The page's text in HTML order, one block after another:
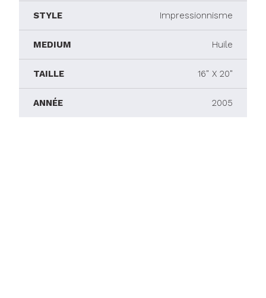
STYLE Impressionnisme
MEDIUM Huile
TAILLE 16" X 20"
ANNÉE 2005